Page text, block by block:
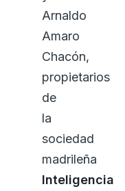
Arnaldo
Amaro
Chacón,
propietarios
de
la
sociedad
madrileña
Inteligencia